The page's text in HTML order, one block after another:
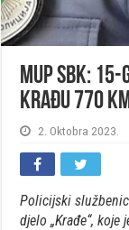
MUP SBK:
krađu 770
2. Oktobra 2023.
Policijski
djelo „Krađe“,